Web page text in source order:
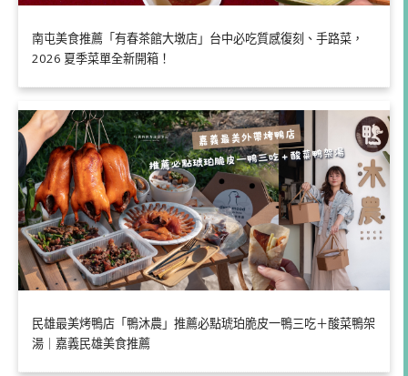
南屯美食推薦「有春茶館大墩店」台中必吃質感復刻、手路菜，
2026 夏季菜單全新開箱！
民雄最美烤鴨店「鴨沐農」推薦必點琥珀脆皮一鴨三吃＋酸菜鴨架
湯｜嘉義民雄美食推薦